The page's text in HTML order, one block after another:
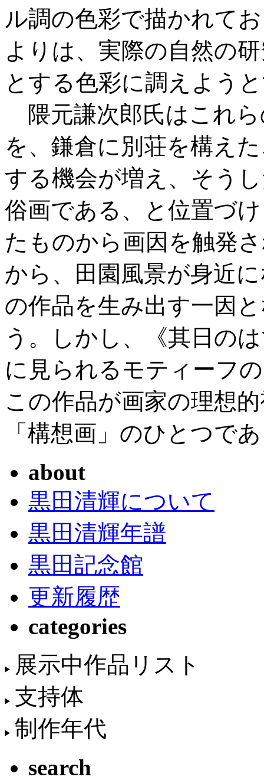
ル調の色彩で描かれて
よりは、実際の自然の
とする色彩に調えよう
隈元謙次郎氏はこれ
を、鎌倉に別荘を構え
する機会が増え、そう
俗画である、と位置づ
たものから画因を触発
から、田園風景が身近
の作品を生み出す一因
う。しかし、《其日の
に見られるモティーフ
この作品が画家の理想
「構想画」のひとつで
about
黒田清輝について
黒田清輝年譜
黒田記念館
更新履歴
categories
展示中作品リスト
支持体
制作年代
search